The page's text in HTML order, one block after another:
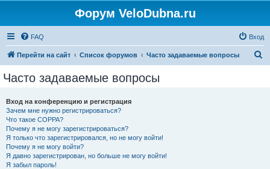
Форум VeloDubna.ru
FAQ Вход
Перейти на сайт Список форумов Часто задаваемые вопросы
Часто задаваемые вопросы
Вход на конференцию и регистрация
Зачем мне нужно регистрироваться?
Что такое COPPA?
Почему я не могу зарегистрироваться?
Я только что зарегистрировался, но не могу войти!
Почему я не могу войти?
Я давно зарегистрирован, но больше не могу войти!
Я забыл пароль!